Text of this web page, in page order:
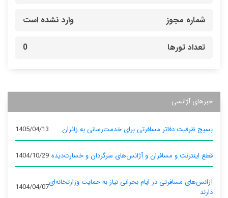
شماره مجوز وارد نشده است
تعداد تورها 0
خبرهای آژانسی
بسیج ظرفیت دفاتر مسافرتی برای خدمت‌رسانی به زائران 1405/04/13
قطع اینترنت و مسافران و آژانس‌های سرگردان و خسارت‌دیده 1404/10/29
آژانس‌های مسافرتی در ایام بحرانی نیاز به حمایت وزارتخانه‌ای
دارند
1404/04/07